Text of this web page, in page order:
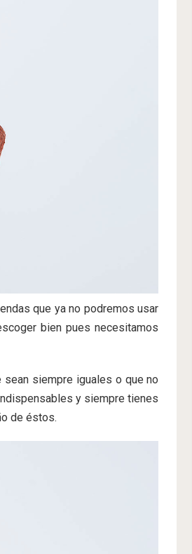
que ya no podremos usar
bien pues necesitamos
siempre iguales o que no
y siempre tienes
de éstos.